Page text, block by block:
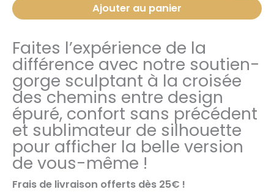
SOUTIEN-
GORGE
SCULPTANT
©
Ajouter au panier
Faites l’expérience de la
différence avec notre soutien-
gorge sculptant à la croisée
des chemins entre design
épuré, confort sans précédent
et sublimateur de silhouette
pour afficher la belle version
de vous-même !
Frais de livraison offerts dès 25€ !